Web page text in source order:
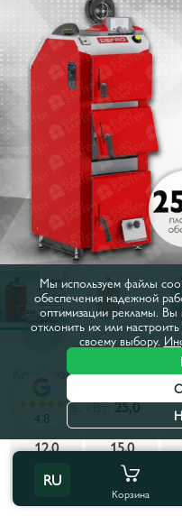
Код товара:618643
Мощность, кВт:25,0
12,0
15,0
35,0
40,0
RU
Корзина
4.8
Мы используем файлы
обеспечения надежной
оптимизации рекламы.
отклонить их или
своему выбору.